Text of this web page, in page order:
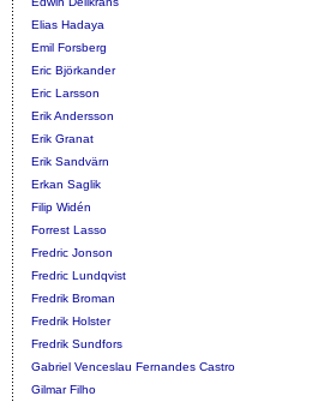
Elias Hadaya
Emil Forsberg
Eric Björkander
Eric Larsson
Erik Andersson
Erik Granat
Erik Sandvärn
Erkan Saglik
Filip Widén
Forrest Lasso
Fredric Jonson
Fredric Lundqvist
Fredrik Broman
Fredrik Holster
Fredrik Sundfors
Gabriel Venceslau Fernandes Castro
Gilmar Filho